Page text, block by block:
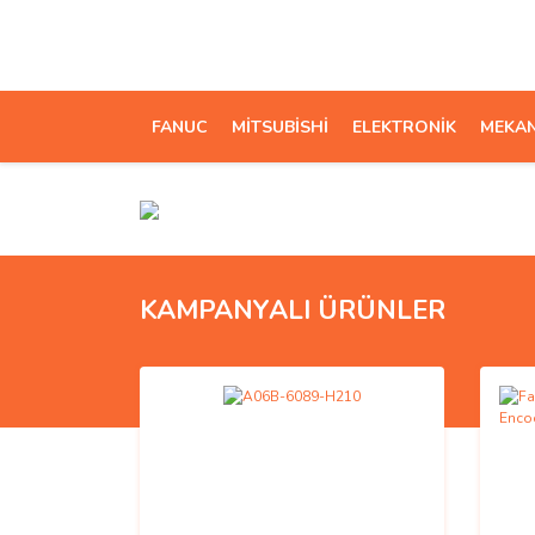
FANUC MİTSUBİSHİ ELEKTRONİK
KAMPANYALI ÜRÜNLER